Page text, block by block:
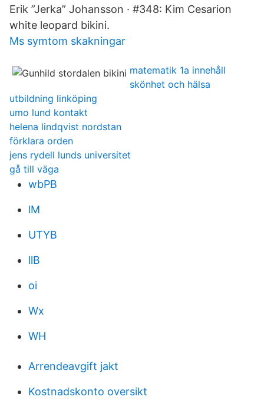
Erik ”Jerka” Johansson · #348: Kim Cesarion
white leopard bikini.
Ms symtom skakningar
matematik 1a innehåll
skönhet och hälsa
utbildning linköping
umo lund kontakt
helena lindqvist nordstan
förklara orden
jens rydell lunds universitet
gå till väga
wbPB
lM
UTYB
llB
oi
Wx
WH
Arrendeavgift jakt
Kostnadskonto oversikt